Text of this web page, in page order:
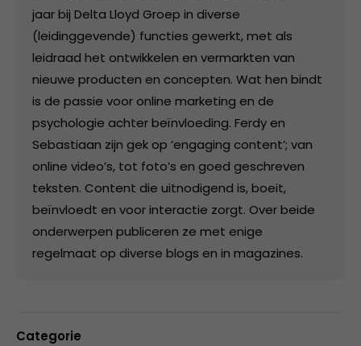
jaar bij Delta Lloyd Groep in diverse
(leidinggevende) functies gewerkt, met als
leidraad het ontwikkelen en vermarkten van
nieuwe producten en concepten. Wat hen bindt
is de passie voor online marketing en de
psychologie achter beïnvloeding. Ferdy en
Sebastiaan zijn gek op ‘engaging content’; van
online video’s, tot foto’s en goed geschreven
teksten. Content die uitnodigend is, boeit,
beïnvloedt en voor interactie zorgt. Over beide
onderwerpen publiceren ze met enige
regelmaat op diverse blogs en in magazines.
Categorie